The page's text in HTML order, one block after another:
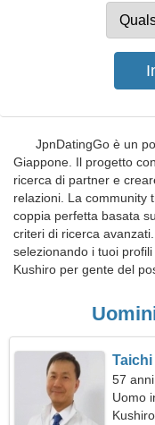
JpnDatingGo è un
Giappone. Il progetto
ricerca di partner e
relazioni. La community
coppia perfetta basata
criteri di ricerca
selezionando i tuoi
Kushiro per gente del
Taichi
57
Uomo